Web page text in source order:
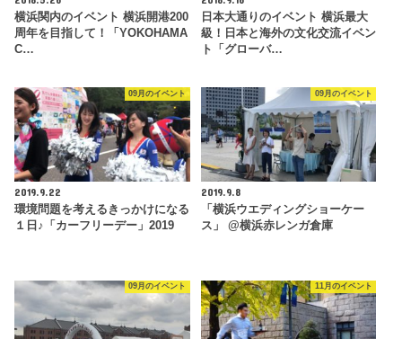
横浜関内のイベント 横浜開港200
周年を目指して！「YOKOHAMA
C…
日本大通りのイベント 横浜最大
級！日本と海外の文化交流イベン
ト「グローバ…
09月のイベント
2019.9.22
環境問題を考えるきっかけになる
１日♪「カーフリーデー」2019
09月のイベント
2019.9.8
「横浜ウエディングショーケー
ス」 @横浜赤レンガ倉庫
09月のイベント 11月のイベント